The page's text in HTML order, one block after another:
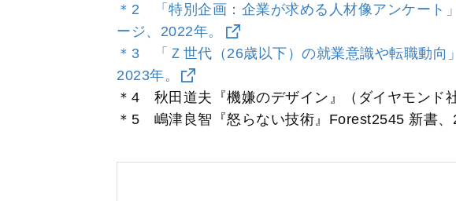
＊2 「特別企画：企業が求める人材像アンケート
ージ、2022年。
＊3 「Ｚ世代（26歳以下）の就業意識や転職動向
2023年。
＊4 秋田道夫『機嫌のデザイン』（ダイヤモンド
＊5 嶋津良智『怒らない技術』Forest2545 新書、